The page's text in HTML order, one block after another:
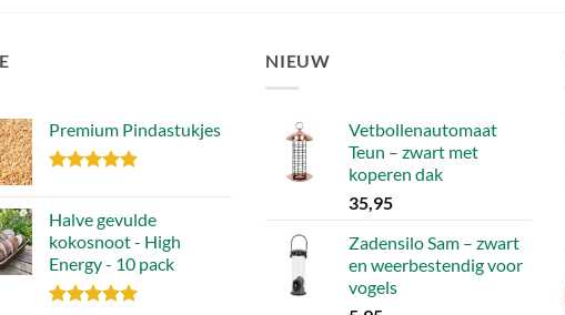
optie
kan
gekozen
worden
op
de
productpagina
Premium Pindastukjes
Halve gevulde
kokosnoot - High
Energy - 10 pack
NIEUW
Vetbollenautomaat
Teun – zwart met
koperen dak
35,95
Zadensilo Sam – zwart
en weerbestendig voor
vogels